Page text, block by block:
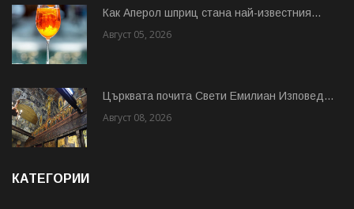
Как Аперол шприц стана най-известния...
Август 05, 2026
Църквата почита Свeти Емилиан Изповед...
Август 08, 2026
КАТЕГОРИИ